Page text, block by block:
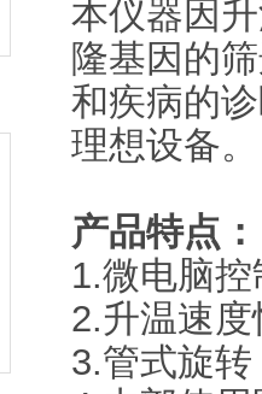
本仪器因
隆基因的
和疾病的
理想设备。
产品特点：
1.微电脑
2.升温速度
3.管式旋